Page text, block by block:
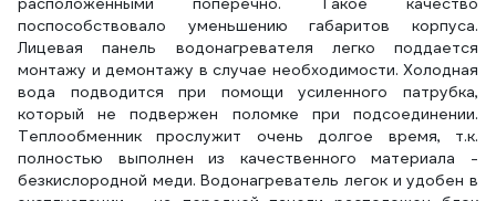
поспособствовало уменьшению габаритов корпуса.
Лицевая панель водонагревателя легко поддается
монтажу и демонтажу в случае необходимости. Холодная
вода подводится при помощи усиленного патрубка,
который не подвержен поломке при подсоединении.
Теплообменник прослужит очень долгое время, т.к.
полностью выполнен из качественного материала -
безкислородной меди. Водонагреватель легок и удобен в